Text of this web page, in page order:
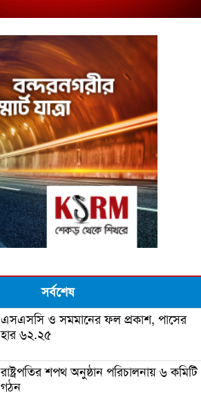
সর্বশেষ
এসএসসি ও সমমানের ফল প্রকাশ, পাসের
হার ৬২.২৫
রাষ্ট্রপতির শপথ অনুষ্ঠান পরিচালনায় ৬ কমিটি
গঠন